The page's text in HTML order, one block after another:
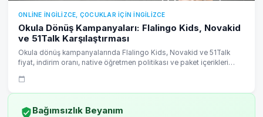
ONLINE İNGILIZCE, ÇOCUKLAR IÇIN İNGILIZCE
Okula Dönüş Kampanyaları: Flalingo Kids, Novakid
ve 51Talk Karşılaştırması
Okula dönüş kampanyalarında Flalingo Kids, Novakid ve 51Talk
fiyat, indirim oranı, native öğretmen politikası ve paket içerikleri
Bağımsızlık Beyanım